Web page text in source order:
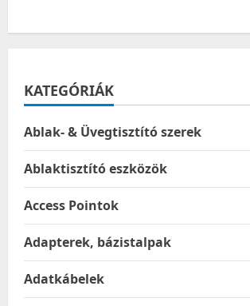
KATEGÓRIÁK
Ablak- & Üvegtisztító szerek
Ablaktisztító eszközök
Access Pointok
Adapterek, bázistalpak
Adatkábelek